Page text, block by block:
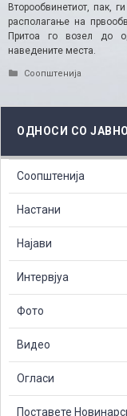
Второобвинетиот, пак,
располагање на
Притоа го возел до
наведените места.​
Categories
Соопштенија
ОДНОСИ СО
Соопштенија
Настани
Најави
Интервјуа
Фото
Видео
Огласи
Поставете